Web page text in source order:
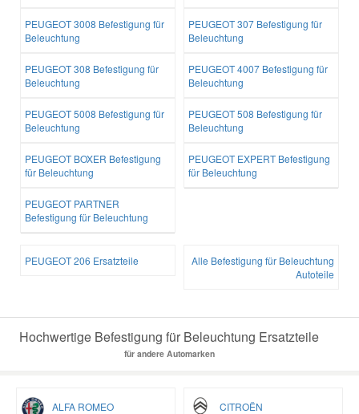
PEUGEOT 3008 Befestigung für
Beleuchtung
PEUGEOT 307 Befestigung für
Beleuchtung
PEUGEOT 308 Befestigung für
Beleuchtung
PEUGEOT 4007 Befestigung für
Beleuchtung
PEUGEOT 5008 Befestigung für
Beleuchtung
PEUGEOT 508 Befestigung für
Beleuchtung
PEUGEOT BOXER Befestigung
für Beleuchtung
PEUGEOT EXPERT Befestigung
für Beleuchtung
PEUGEOT PARTNER
Befestigung für Beleuchtung
PEUGEOT 206 Ersatzteile
Alle Befestigung für Beleuchtung
Autoteile
Hochwertige Befestigung für Beleuchtung Ersatzteile
für andere Automarken
ALFA ROMEO CITROËN